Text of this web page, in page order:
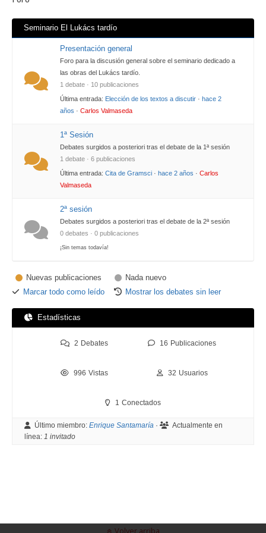
Seminario El Lukács tardío
Presentación general
Foro para la discusión general sobre el seminario dedicado a
las obras del Lukács tardío.
1 debate · 10 publicaciones
Última entrada: Elección de los textos a discutir · hace 2
años · Carlos Valmaseda
1ª Sesión
Debates surgidos a posteriori tras el debate de la 1ª sesión
1 debate · 6 publicaciones
Última entrada: Cita de Gramsci · hace 2 años · Carlos
Valmaseda
2ª sesión
Debates surgidos a posteriori tras el debate de la 2ª sesión
0 debates · 0 publicaciones
¡Sin temas todavía!
Nuevas publicaciones
Nada nuevo
Marcar todo como leído
Mostrar los debates sin leer
Estadísticas
2 Debates 16 Publicaciones
996 Vistas 32 Usuarios
1 Conectados
Último miembro: Enrique Santamaría ·
Actualmente en
línea: 1 invitado
Volver arriba